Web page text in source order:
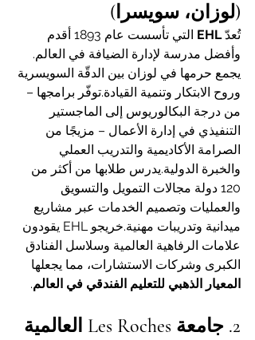
(لوزان، سويسرا)
تُعدّ EHL
التي تأسست عام 1893 أقدم
وأفضل مدرسة لإدارة الضيافة في العالم.
يجمع حرمها في لوزان بين الدقّة السويسرية
وروح الابتكار وتنمية القيادة.توفّر برامجها –
من درجة البكالوريوس إلى الماجستير
التنفيذي في إدارة الأعمال – مزيجًا من
الصرامة الأكاديمية والتدريب العملي
والخبرة الدولية.يدرس طلابها من أكثر من
120 دولة مجالات التمويل والتسويق
والعمليات وتصميم الخدمات عبر مشاريع
ميدانية وتدريبات مهنية.خريجو EHL يقودون
علامات الرفاهية العالمية وسلاسل الفنادق
الكبرى وشركات الاستشارات، مما يجعلها
المعيار الذهبي للتعليم الفندقي في العالم.
2. جامعة Les Roches العالمية